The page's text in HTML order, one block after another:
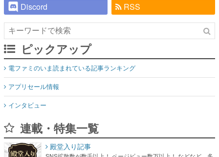
Discord
RSS
ピックアップ
電ファミのいま読まれている記事ランキング
アプリセール情報
インタビュー
連載・特集一覧
殿堂入り記事